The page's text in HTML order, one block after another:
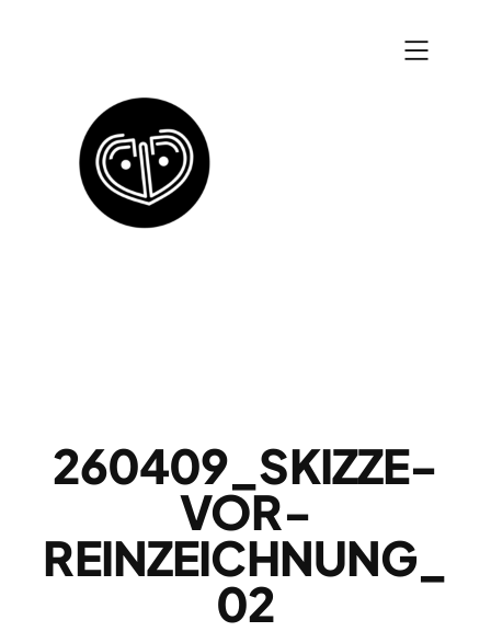
260409_SKIZZE-
VOR-
REINZEICHNUNG_
02